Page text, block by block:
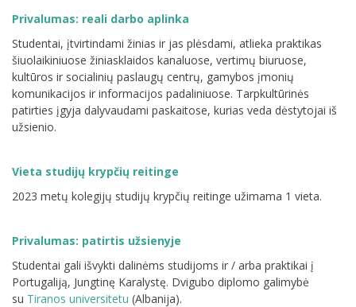
Privalumas: reali darbo aplinka
Studentai, įtvirtindami žinias ir jas plėsdami, atlieka praktikas
šiuolaikiniuose žiniasklaidos kanaluose, vertimų biuruose,
kultūros ir socialinių paslaugų centrų, gamybos įmonių
komunikacijos ir informacijos padaliniuose. Tarpkultūrinės
patirties įgyja dalyvaudami paskaitose, kurias veda dėstytojai iš
užsienio.
Vieta studijų krypčių reitinge
2023 metų kolegijų studijų krypčių reitinge užimama 1 vieta.
Privalumas: patirtis užsienyje
Studentai gali išvykti dalinėms studijoms ir / arba praktikai į
Portugaliją, Jungtinę Karalystę. Dvigubo diplomo galimybė
su Tiranos universitetu (Albanija).